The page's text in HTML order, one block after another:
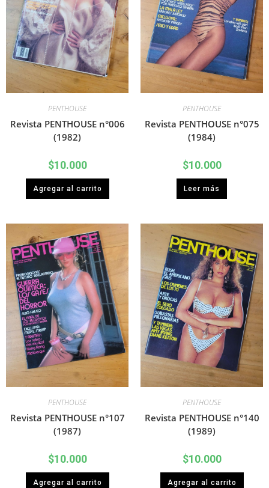
PENTHOUSE
Revista PENTHOUSE n°006
(1982)
$10.000
Agregar al carrito
PENTHOUSE
Revista PENTHOUSE n°075
(1984)
$10.000
Leer más
PENTHOUSE
Revista PENTHOUSE n°107
(1987)
$10.000
Agregar al carrito
PENTHOUSE
Revista PENTHOUSE n°140
(1989)
$10.000
Agregar al carrito